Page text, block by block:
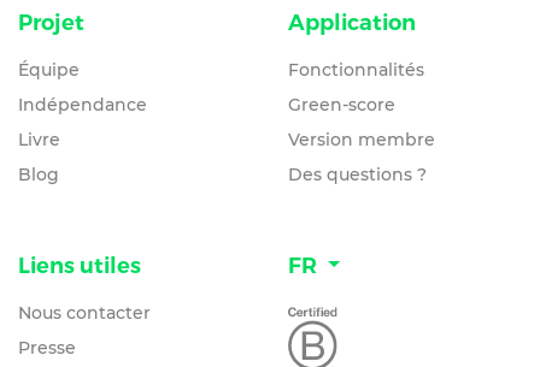
Projet
Équipe
Indépendance
Livre
Blog
Application
Fonctionnalités
Green-score
Version membre
Des questions ?
Liens utiles
Nous contacter
Presse
FR